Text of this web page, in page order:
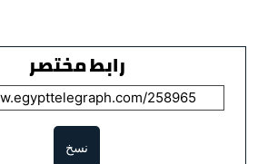
رابط مختصر
نسخ